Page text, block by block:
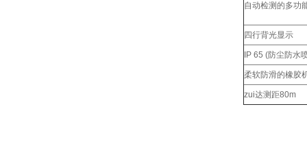
自动检测的多功
四行背光显示
IP 65 (防尘防水
柔软防滑的橡胶
zui达测距80m